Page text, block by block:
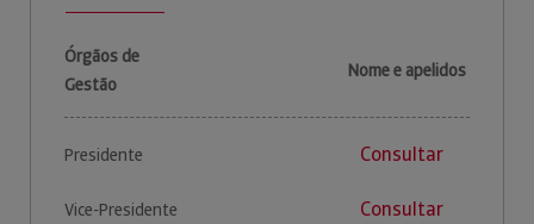
Órgãos de
Gestão
Nome e apelidos
Presidente Consultar
Vice-Presidente Consultar